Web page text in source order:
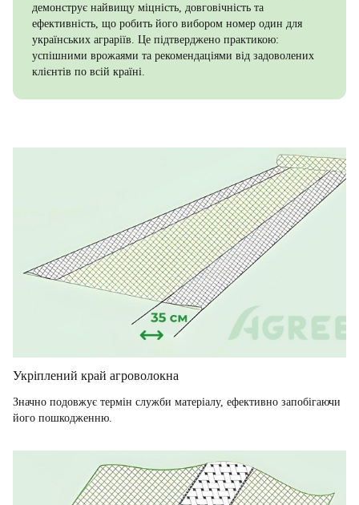
демонструє найвищу міцність, довговічність та
ефективність, що робить його вибором номер один для
українських аграріїв. Це підтверджено практикою:
успішними врожаями та рекомендаціями від задоволених
клієнтів по всій країні.
Укріплений край агроволокна
Значно подовжує термін служби матеріалу, ефективно запобігаючи
його пошкодженню.